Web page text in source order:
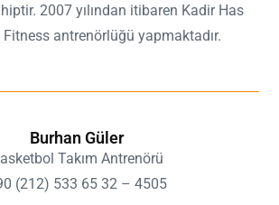
2007 yılından itibaren Kadir Has
antrenörlüğü yapmaktadır.
Burhan Güler
Takım Antrenörü
(212) 533 65 32 – 4505